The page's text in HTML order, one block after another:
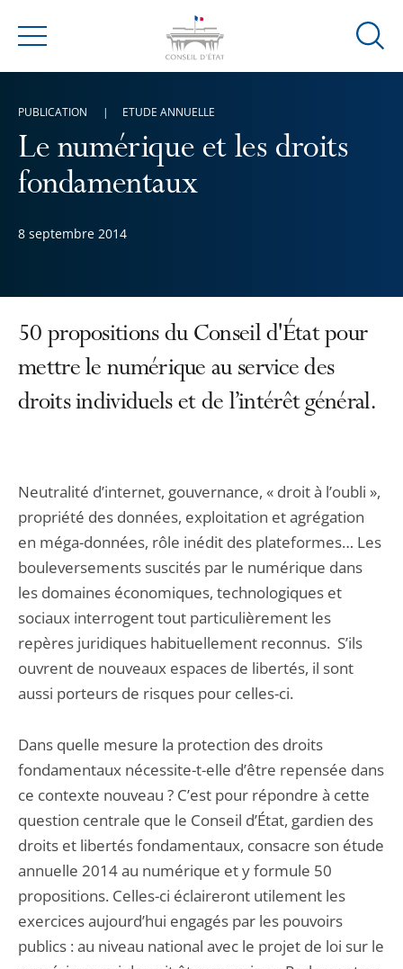
Menu
Ouvrir
Le numérique et les droits
fondamentaux
8 septembre 2014
PUBLICATION ETUDE ANNUELLE
50 propositions du Conseil d'État pour
mettre le numérique au service des
droits individuels et de l’intérêt général.
Neutralité d’internet, gouvernance, « droit à l’oubli »,
propriété des données, exploitation et agrégation
en méga-données, rôle inédit des plateformes… Les
bouleversements suscités par le numérique dans
les domaines économiques, technologiques et
sociaux interrogent tout particulièrement les
repères juridiques habituellement reconnus. S’ils
ouvrent de nouveaux espaces de libertés, il sont
aussi porteurs de risques pour celles-ci.
Dans quelle mesure la protection des droits
fondamentaux nécessite-t-elle d’être repensée dans
ce contexte nouveau ? C’est pour répondre à cette
question centrale que le Conseil d’État, gardien des
droits et libertés fondamentaux, consacre son étude
annuelle 2014 au numérique et y formule 50
propositions. Celles-ci éclaireront utilement les
exercices aujourd’hui engagés par les pouvoirs
publics : au niveau national avec le projet de loi sur le